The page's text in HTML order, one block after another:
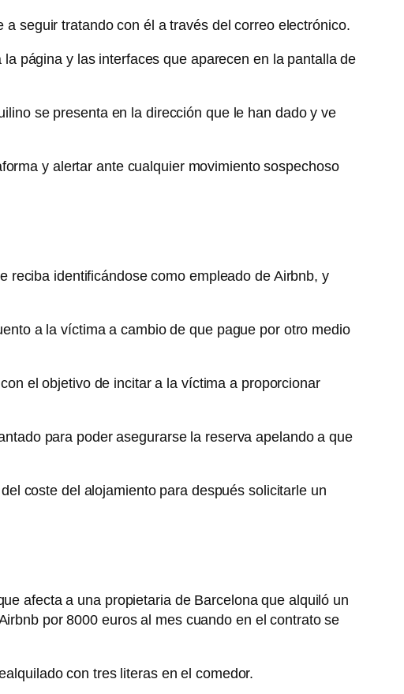
seguir tratando con él a través del correo electrónico.
página y las interfaces que aparecen en la pantalla de
se presenta en la dirección que le han dado y ve
y alertar ante cualquier movimiento sospechoso
reciba identificándose como empleado de Airbnb, y
a la víctima a cambio de que pague por otro medio
el objetivo de incitar a la víctima a proporcionar
para poder asegurarse la reserva apelando a que
coste del alojamiento para después solicitarle un
afecta a una propietaria de Barcelona que alquiló un
por 8000 euros al mes cuando en el contrato se
con tres literas en el comedor.